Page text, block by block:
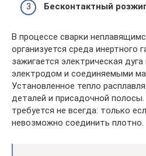
Бесконтактный
В процессе сварки
организуется среда инертного
зажигается электрическая
электродом и соединяемыми
Установленное тепло
деталей и присадочной
требуется не всегда: только
невозможно соединить плотно.